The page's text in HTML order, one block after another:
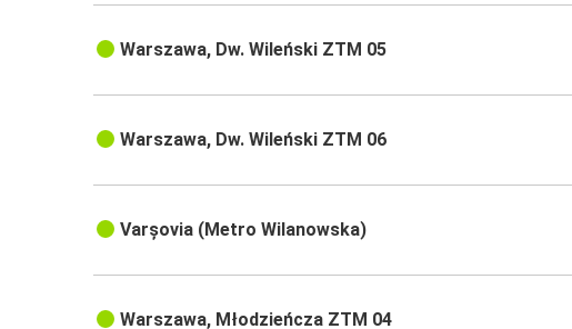
Warszawa, Dw. Wileński ZTM 05
Warszawa, Dw. Wileński ZTM 06
Varșovia (Metro Wilanowska)
Warszawa, Młodzieńcza ZTM 04